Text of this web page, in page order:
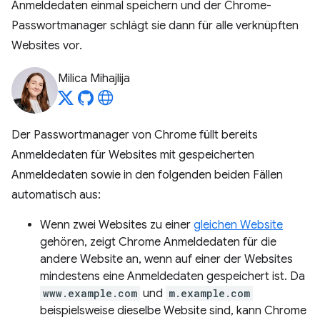
Anmeldedaten einmal speichern und der Chrome-
Passwortmanager schlägt sie dann für alle verknüpften
Websites vor.
Milica Mihajlija
Der Passwortmanager von Chrome füllt bereits
Anmeldedaten für Websites mit gespeicherten
Anmeldedaten sowie in den folgenden beiden Fällen
automatisch aus:
Wenn zwei Websites zu einer gleichen Website
gehören, zeigt Chrome Anmeldedaten für die
andere Website an, wenn auf einer der Websites
mindestens eine Anmeldedaten gespeichert ist. Da
www.example.com und m.example.com
beispielsweise dieselbe Website sind, kann Chrome